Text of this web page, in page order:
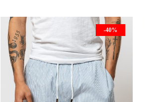
era:
$899.
es:
$539.
-40%